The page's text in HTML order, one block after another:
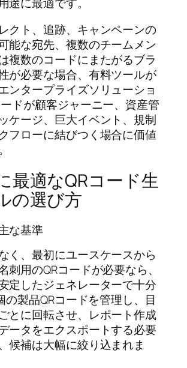
途に最適です。
クト、追跡、キャンペーンの
能な宛先、複数のチームメン
複数のコードにまたがるブラ
が必要な場合、有料ツールが
ンタープライズソリューショ
ドが顧客ジャーニー、資産管
ケージ、巨大イベント、規制
フローに結びつく場合に価値
最適なQRコード生
の選び方
な基準
く、最初にユースケースから
刺用のQRコードが必要なら、
定したジェネレーターで十分
の製品QRコードを管理し、目
とに回転させ、レポート作成
ータをエクスポートする必要
候補は大幅に絞り込まれま